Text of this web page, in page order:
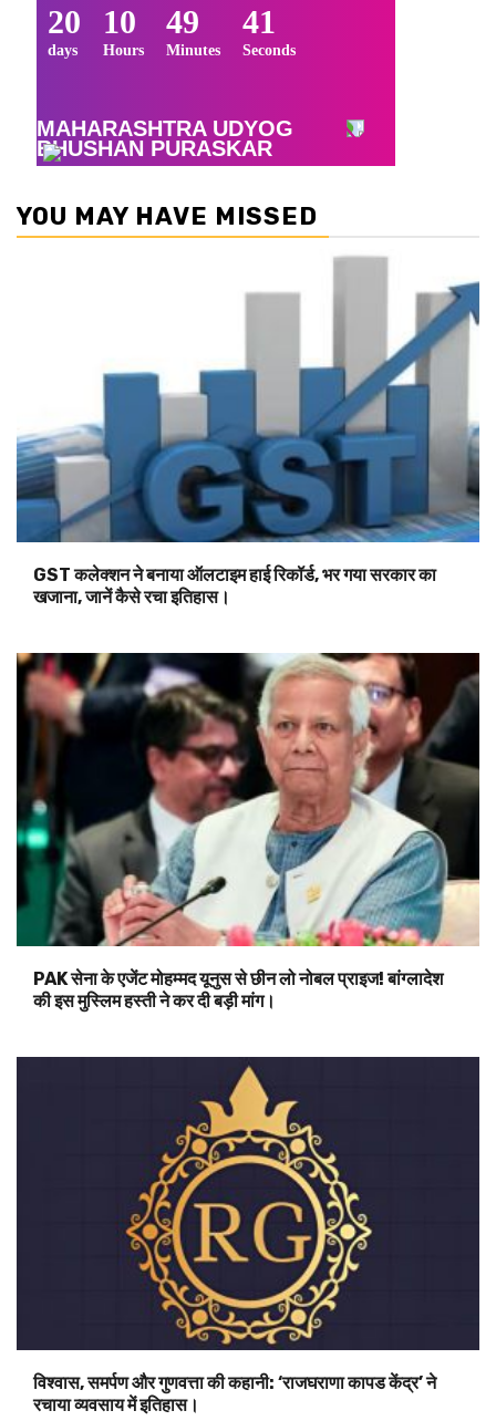
YOU MAY HAVE MISSED
GST कलेक्शन ने बनाया ऑलटाइम हाई रिकॉर्ड, भर गया सरकार का
खजाना, जानें कैसे रचा इतिहास।
PAK सेना के एजेंट मोहम्मद यूनुस से छीन लो नोबल प्राइज! बांग्लादेश
की इस मुस्लिम हस्ती ने कर दी बड़ी मांग।
विश्वास, समर्पण और गुणवत्ता की कहानी: ‘राजघराणा कापड केंद्र’ ने
रचाया व्यवसाय में इतिहास।